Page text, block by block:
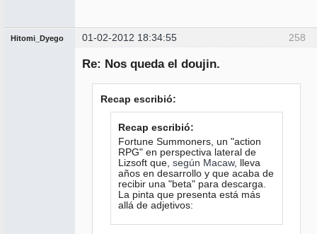
258
Hitomi_Dyego 01-02-2012 18:34:55
Re: Nos queda el doujin.
Recap escribió:
Recap escribió:
Fortune Summoners, un "action
RPG" en perspectiva lateral de
Lizsoft que, según Macaw, lleva
años en desarrollo y que acaba de
recibir una "beta" para descarga.
La pinta que presenta está más
allá de adjetivos: